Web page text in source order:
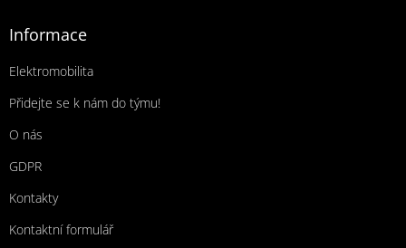
Informace
Elektromobilita
Přidejte se k nám do týmu!
O nás
GDPR
Kontakty
Kontaktní formulář